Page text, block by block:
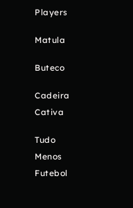
Players
Matula
Buteco
Cadeira
Cativa
Tudo
Menos
Futebol